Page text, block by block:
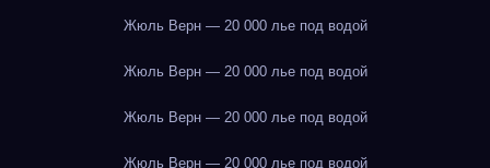
Жюль Верн — 20 000 лье под водой
Жюль Верн — 20 000 лье под водой
Жюль Верн — 20 000 лье под водой
Жюль Верн — 20 000 лье под водой